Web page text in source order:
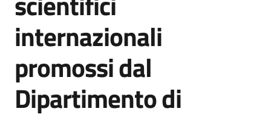
English
site
Seguici
su
internazionali
promossi dal
Dipartimento di